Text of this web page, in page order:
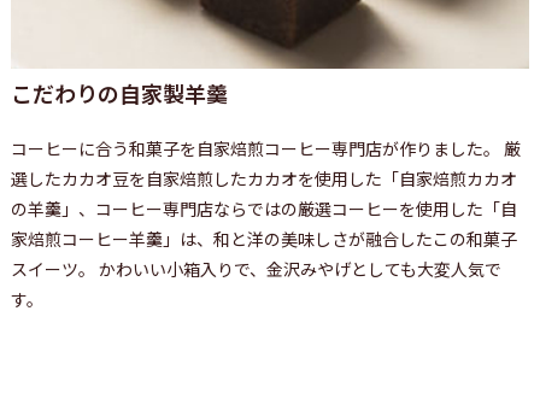
こだわりの自家製羊羹
コーヒーに合う和菓子を自家焙煎コーヒー専門店が作りました。 厳
選したカカオ豆を自家焙煎したカカオを使用した「自家焙煎カカオ
の羊羹」、コーヒー専門店ならではの厳選コーヒーを使用した「自
家焙煎コーヒー羊羹」は、和と洋の美味しさが融合したこの和菓子
スイーツ。 かわいい小箱入りで、金沢みやげとしても大変人気で
す。